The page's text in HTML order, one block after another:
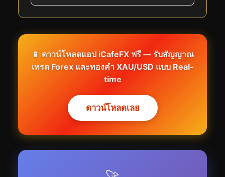
📱 ดาวน์โหลดแอป iCafeFXฟรี — รับสัญญาณ
เทรด Forex และทองคำ XAU/USD แบบ Real-
time
ดาวน์โหลดเลย